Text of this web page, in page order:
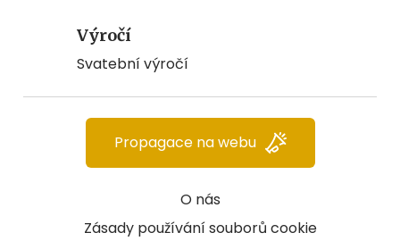
Výročí
Svatební výročí
O nás
Zásady používání souborů cookie
Propagace na webu